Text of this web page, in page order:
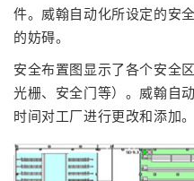
件。威翰自动化所设定的安
的妨碍。
安全布置图显示了各个安全
光栅、安全门等）。威翰自
时间对工厂进行更改和添加。